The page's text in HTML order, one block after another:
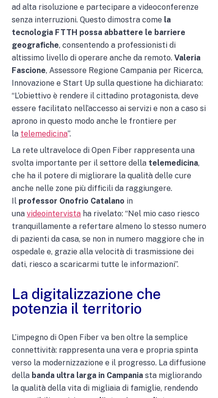
ad alta risoluzione e partecipare a videoconferenze
senza interruzioni. Questo dimostra come la
tecnologia FTTH possa abbattere le barriere
geografiche, consentendo a professionisti di
altissimo livello di operare anche da remoto. Valeria
Fascione, Assessore Regione Campania per Ricerca,
Innovazione e Start Up sulla questione ha dichiarato:
“L’obiettivo è rendere il cittadino protagonista, deve
essere facilitato nell’accesso ai servizi e non a caso si
aprono in questo modo anche le frontiere per
la telemedicina”.
La rete ultraveloce di Open Fiber rappresenta una
svolta importante per il settore della telemedicina,
che ha il potere di migliorare la qualità delle cure
anche nelle zone più difficili da raggiungere.
Il professor Onofrio Catalano in
una videointervista ha rivelato: “Nel mio caso riesco
tranquillamente a refertare almeno lo stesso numero
di pazienti da casa, se non in numero maggiore che in
ospedale e, grazie alla velocità di trasmissione dei
dati, riesco a scaricarmi tutte le informazioni”.
La digitalizzazione che
potenzia il territorio
L’impegno di Open Fiber va ben oltre la semplice
connettività: rappresenta una vera e propria spinta
verso la modernizzazione e il progresso. La diffusione
della banda ultra larga in Campania sta migliorando
la qualità della vita di migliaia di famiglie, rendendo